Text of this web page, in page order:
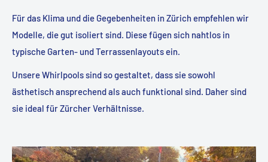
Für das Klima und die Gegebenheiten in Zürich empfehlen wir
Modelle, die gut isoliert sind. Diese fügen sich nahtlos in
typische Garten- und Terrassenlayouts ein.
Unsere Whirlpools sind so gestaltet, dass sie sowohl
ästhetisch ansprechend als auch funktional sind. Daher sind
sie ideal für Zürcher Verhältnisse.